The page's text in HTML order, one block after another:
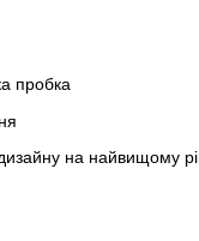
пробка
на найвищому